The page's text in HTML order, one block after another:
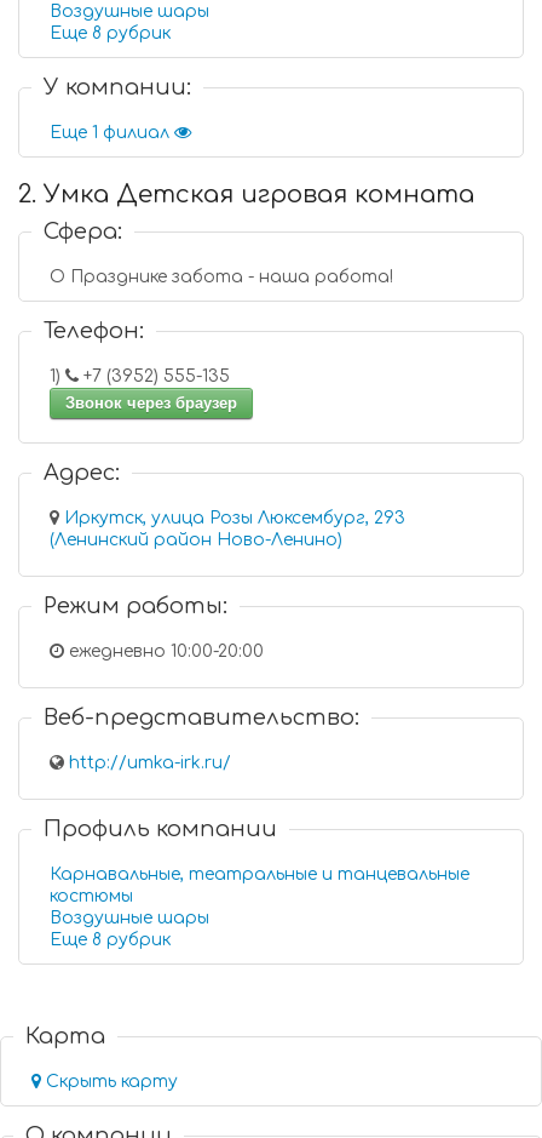
Воздушные шары
Еще 8 рубрик
У компании:
Еще 1 филиал
2. Умка Детская игровая комната
Сфера:
О Празднике забота - наша работа!
Телефон:
1)
+7 (3952) 555-135
Звонок через браузер
Адрес:
Иркутск, улица Розы Люксембург, 293
(Ленинский район Ново-Ленино)
Режим работы:
ежедневно 10:00-20:00
Веб-представительство:
http://umka-irk.ru/
Профиль компании
Карнавальные, театральные и танцевальные
костюмы
Воздушные шары
Еще 8 рубрик
Карта
Скрыть карту